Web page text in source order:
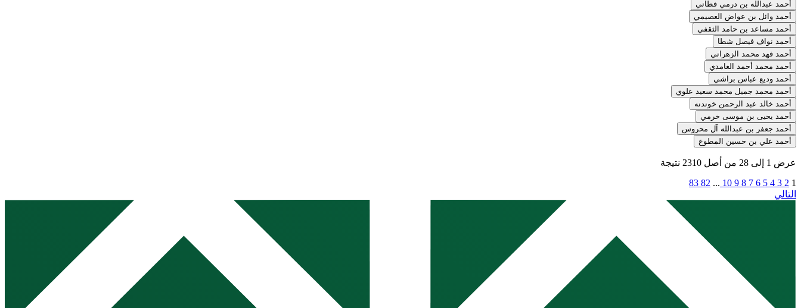
أحمد عبدالله بن درمي فطاني
أحمد وائل بن عواض العصيمي
أحمد مساعد بن حامد الثقفي
أحمد نواف فيصل شطا
أحمد فهد محمد الزهراني
أحمد محمد أحمد الغامدي
أحمد وديع عباس براشي
أحمد محمد جميل محمد سعيد علوي
أحمد خالد عبد الرحمن خوندنه
أحمد يحيى بن موسى خرمي
أحمد جعفر بن عبدالله آل محروس
أحمد علي بن حسين المطوع
عرض 1 إلى 28 من أصل 2310 نتيجة
1
2
3
4
5
6
7
8
9
10
...
82
83
التالي